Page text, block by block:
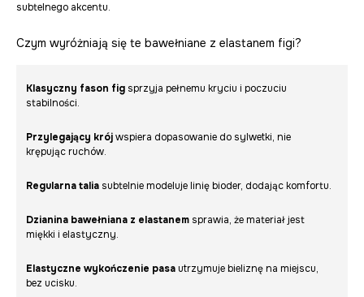
subtelnego akcentu.
Czym wyróżniają się te bawełniane z elastanem figi?
Klasyczny fason fig sprzyja pełnemu kryciu i poczuciu
stabilności.
Przylegający krójwspiera dopasowanie do sylwetki, nie
krępując ruchów.
Regularna talia subtelnie modeluje linię bioder, dodając komfortu.
Dzianina bawełniana z elastanem sprawia, że materiał jest
miękki i elastyczny.
Elastyczne wykończenie pasa utrzymuje bieliznę na miejscu,
bez ucisku.